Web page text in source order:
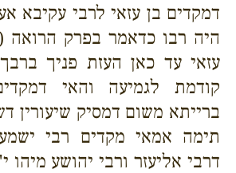
דמקדים בן עזאי לרבי עקיבא
היה רבו כדאמר בפרק הרואה
עזאי עד כאן העזת פניך
קודמת לגמיעה והאי
ברייתא משום דמסיק שיעורין
תימה אמאי מקדים רבי
דרבי אליעזר ורבי יהושע מיהו